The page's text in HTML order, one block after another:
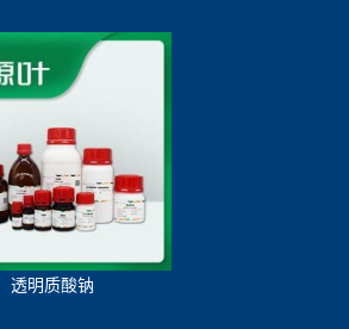
透明质酸钠